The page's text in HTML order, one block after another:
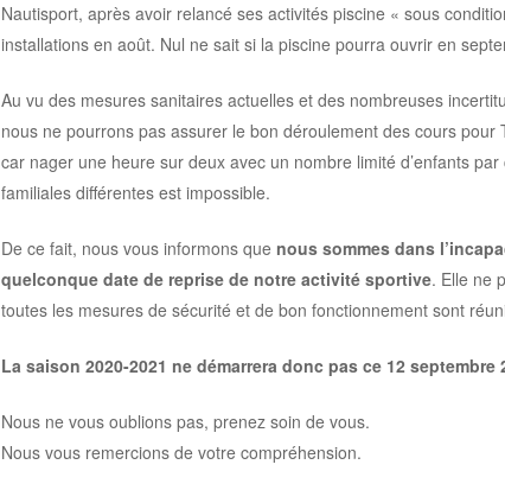
Nautisport, après avoir relancé ses activités piscine « sous
installations en août. Nul ne sait si la piscine pourra ouvrir en
Au vu des mesures sanitaires actuelles et des nombreuses
nous ne pourrons pas assurer le bon déroulement des cours pour
car nager une heure sur deux avec un nombre limité d’enfants
familiales différentes est impossible.
De ce fait, nous vous informons que nous sommes dans
quelconque date de reprise de notre activité sportive. Elle ne
toutes les mesures de sécurité et de bon fonctionnement sont
La saison 2020-2021 ne démarrera donc pas ce 12
Nous ne vous oublions pas, prenez soin de vous.
Nous vous remercions de votre compréhension.